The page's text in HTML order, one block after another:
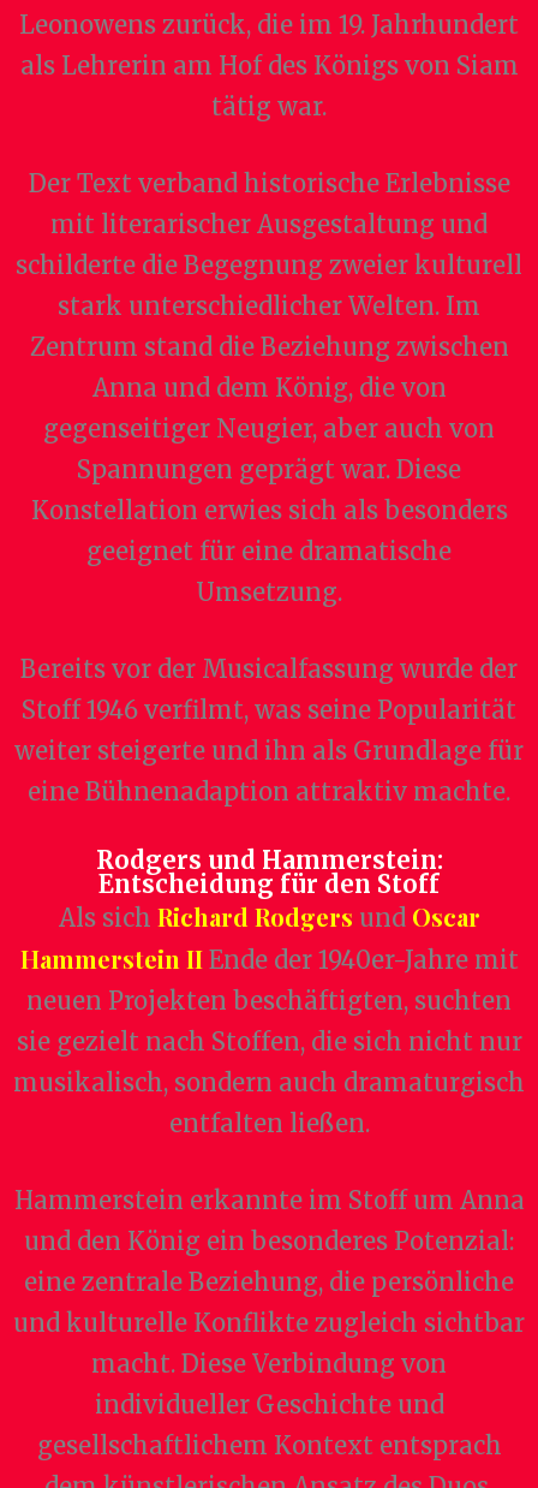
Leonowens zurück, die im 19. Jahrhundert
als Lehrerin am Hof des Königs von Siam
tätig war.
Der Text verband historische Erlebnisse
mit literarischer Ausgestaltung und
schilderte die Begegnung zweier kulturell
stark unterschiedlicher Welten. Im
Zentrum stand die Beziehung zwischen
Anna und dem König, die von
gegenseitiger Neugier, aber auch von
Spannungen geprägt war. Diese
Konstellation erwies sich als besonders
geeignet für eine dramatische
Umsetzung.
Bereits vor der Musicalfassung wurde der
Stoff 1946 verfilmt, was seine Popularität
weiter steigerte und ihn als Grundlage für
eine Bühnenadaption attraktiv machte.
Rodgers und Hammerstein:
Entscheidung für den Stoff
Als sich Richard Rodgers und Oscar
Hammerstein IIEnde der 1940er-Jahre mit
neuen Projekten beschäftigten, suchten
sie gezielt nach Stoffen, die sich nicht nur
musikalisch, sondern auch dramaturgisch
entfalten ließen.
Hammerstein erkannte im Stoff um Anna
und den König ein besonderes Potenzial:
eine zentrale Beziehung, die persönliche
und kulturelle Konflikte zugleich sichtbar
macht. Diese Verbindung von
individueller Geschichte und
gesellschaftlichem Kontext entsprach